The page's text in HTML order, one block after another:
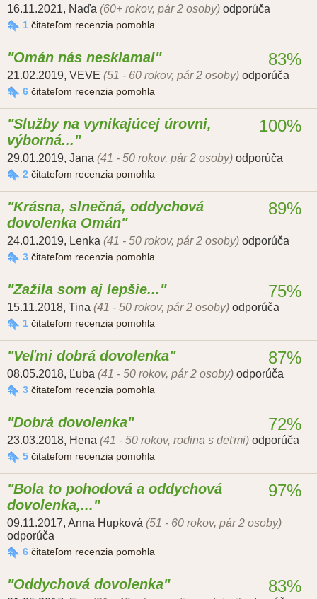
16.11.2021, Naďa (60+ rokov, pár 2 osoby) odporúča
1 čitateľom recenzia pomohla
Omán nás nesklamal
21.02.2019, VEVE (51 - 60 rokov, pár 2 osoby) odporúča
6 čitateľom recenzia pomohla
83%
Služby na vynikajúcej úrovni,
výborná...
29.01.2019, Jana (41 - 50 rokov, pár 2 osoby) odporúča
2 čitateľom recenzia pomohla
100%
Krásna, slnečná, oddychová
dovolenka Omán
24.01.2019, Lenka (41 - 50 rokov, pár 2 osoby) odporúča
3 čitateľom recenzia pomohla
89%
Zažila som aj lepšie...
15.11.2018, Tina (41 - 50 rokov, pár 2 osoby) odporúča
1 čitateľom recenzia pomohla
75%
Veľmi dobrá dovolenka
08.05.2018, Ľuba (41 - 50 rokov, pár 2 osoby) odporúča
3 čitateľom recenzia pomohla
87%
Dobrá dovolenka
23.03.2018, Hena (41 - 50 rokov, rodina s deťmi) odporúča
5 čitateľom recenzia pomohla
72%
Bola to pohodová a oddychová
dovolenka,...
09.11.2017, Anna Hupková (51 - 60 rokov, pár 2 osoby)
odporúča
6 čitateľom recenzia pomohla
97%
Oddychová dovolenka 83%